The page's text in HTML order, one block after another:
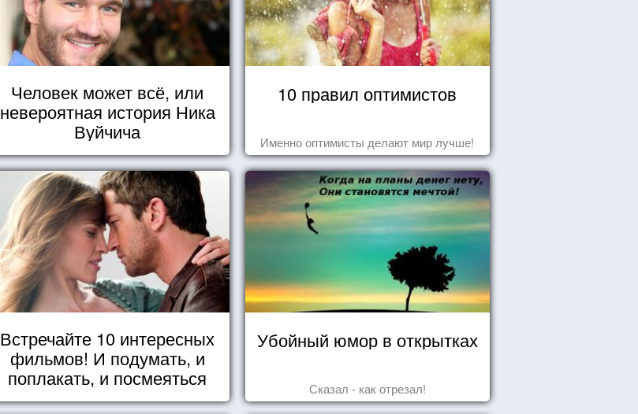
Человек может всё, или
невероятная история Ника
Вуйчича
10 правил оптимистов
Именно оптимисты делают мир лучше!
Встречайте 10 интересных
фильмов! И подумать, и
поплакать, и посмеяться
Убойный юмор в открытках
Сказал - как отрезал!